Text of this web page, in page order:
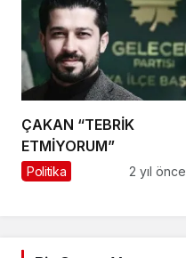
ÇAKAN “TEBRİK
ETMİYORUM”
Politika 2 yıl önce